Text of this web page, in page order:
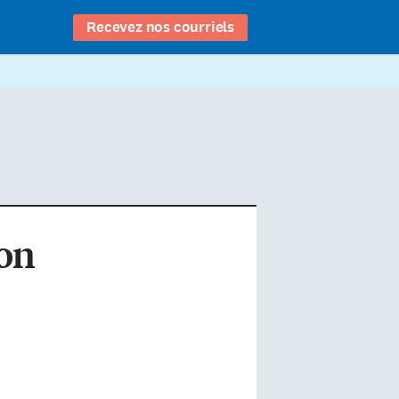
Recevez nos courriels